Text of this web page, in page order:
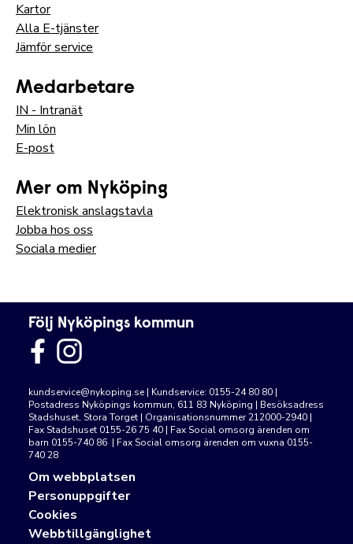
Kartor
Alla E-tjänster
Jämför service
Medarbetare
IN - Intranät
Min lön
E-post
Mer om Nyköping
Elektronisk anslagstavla
Jobba hos oss
Sociala medier
Följ Nyköpings kommun
kundservice@nykoping.se | Kundservice: 0155-24 80 80 |
Postadress Nyköpings kommun, 611 83 Nyköping | Besöksadress
Stadshuset, Stora Torget | Organisationsnummer 212000-2940 |
Fax Stadshuset 0155-26 75 40 | Fax Social omsorg ärenden om
barn 0155-740 86 | Fax Social omsorg ärenden om vuxna 0155-
740 28
Om webbplatsen
Personuppgifter
Cookies
Webbtillgänglighet